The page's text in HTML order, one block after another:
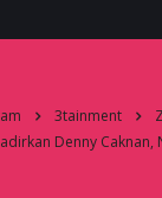
3tainment
Denny Caknan,